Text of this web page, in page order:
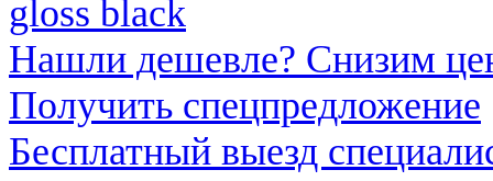
Нашли дешевле? Снизим
Получить спецпредложение
Бесплатный выезд